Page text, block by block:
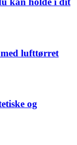
lufttørret
og